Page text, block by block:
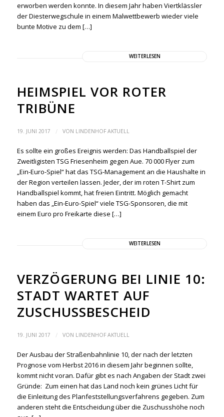
erworben werden konnte. In diesem Jahr haben Viertklässler
der Diesterwegschule in einem Malwettbewerb wieder viele
bunte Motive zu dem […]
WEITERLESEN
HEIMSPIEL VOR ROTER
TRIBÜNE
19. JUNI 2017 / VON LINDENHOF AKTUELL
Es sollte ein großes Ereignis werden: Das Handballspiel der
Zweitligisten TSG Friesenheim gegen Aue. 70 000 Flyer zum
„Ein-Euro-Spiel“ hat das TSG-Management an die Haushalte in
der Region verteilen lassen. Jeder, der im roten T-Shirt zum
Handballspiel kommt, hat freien Eintritt. Möglich gemacht
haben das „Ein-Euro-Spiel“ viele TSG-Sponsoren, die mit
einem Euro pro Freikarte diese […]
WEITERLESEN
VERZÖGERUNG BEI LINIE 10:
STADT WARTET AUF
ZUSCHUSSBESCHEID
19. JUNI 2017 / VON LINDENHOF AKTUELL
Der Ausbau der Straßenbahnlinie 10, der nach der letzten
Prognose vom Herbst 2016 in diesem Jahr beginnen sollte,
kommt nicht voran. Dafür gibt es nach Angaben der Stadt zwei
Gründe: Zum einen hat das Land noch kein grünes Licht für
die Einleitung des Planfeststellungsverfahrens gegeben. Zum
anderen steht die Entscheidung über die Zuschusshöhe noch